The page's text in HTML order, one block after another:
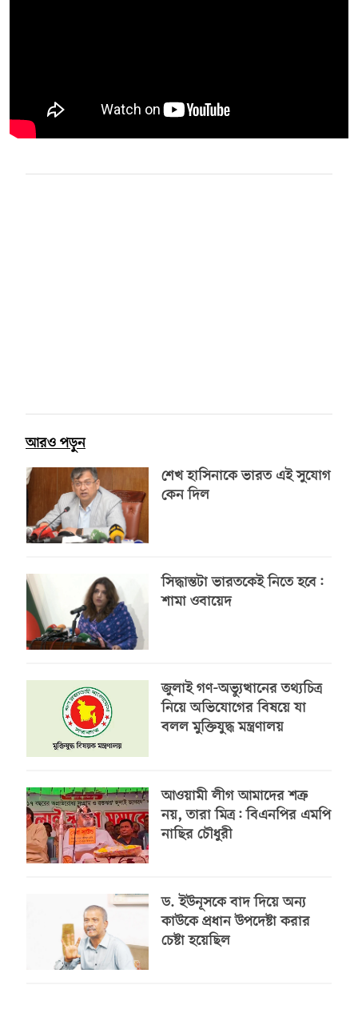
আরও পড়ুন
শেখ হাসিনাকে ভারত এই সুযোগ
কেন দিল
সিদ্ধান্তটা ভারতকেই নিতে হবে:
শামা ওবায়েদ
জুলাই গণ-অভ্যুত্থানের তথ্যচিত্র
নিয়ে অভিযোগের বিষয়ে যা
বলল মুক্তিযুদ্ধ মন্ত্রণালয়
আওয়ামী লীগ আমাদের শত্রু
নয়, তারা মিত্র: বিএনপির এমপি
নাছির চৌধুরী
ড. ইউনূসকে বাদ দিয়ে অন্য
কাউকে প্রধান উপদেষ্টা করার
চেষ্টা হয়েছিল